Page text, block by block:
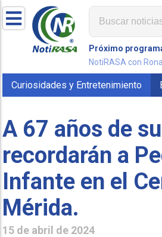
Próximo
NotiRASA con
Curiosidades y Entretenimiento
A 67 años de
recordarán a
Infante en el
Mérida.
15 de abril de 2024